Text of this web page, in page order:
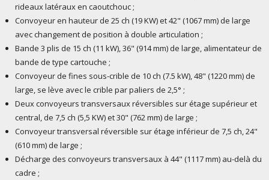
rideaux latéraux en caoutchouc ;
Convoyeur en hauteur de 25 ch (19 KW) et 42" (1067 mm) de large
avec changement de position à double articulation ;
Bande 3 plis de 15 ch (11 kW), 36" (914 mm) de large, alimentateur de
bande de type cartouche ;
Convoyeur de fines sous-crible de 10 ch (7.5 kW), 48" (1220 mm) de
large, se lève avec le crible par paliers de 2,5° ;
Deux convoyeurs transversaux réversibles sur étage supérieur et
central, de 7,5 ch (5,5 KW) et 30" (762 mm) de large ;
Convoyeur transversal réversible sur étage inférieur de 7,5 ch, 24"
(610 mm) de large ;
Décharge des convoyeurs transversaux à 44" (1117 mm) au-delà du
cadre ;